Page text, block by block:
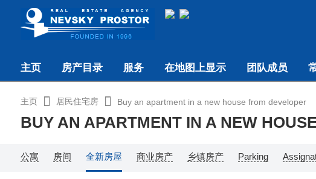
主页 房产目录 服务 在地图上显示 团队成员
主页 居民住宅房 Buy an apartment in a new house from developer
BUY AN APARTMENT IN A NEW
公寓 房间 全新房屋 商业房产 乡镇房产 Parking